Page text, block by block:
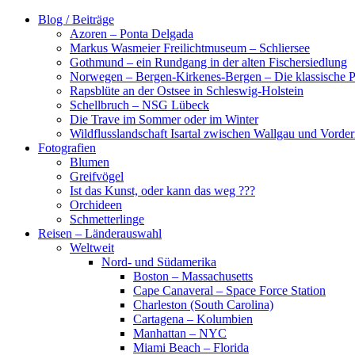
Zum
Blog / Beiträge
Azoren – Ponta Delgada
Markus Wasmeier Freilichtmuseum – Schliersee
Gothmund – ein Rundgang in der alten Fischersiedlung
Norwegen – Bergen-Kirkenes-Bergen – Die klassische
Rapsblüte an der Ostsee in Schleswig-Holstein
Schellbruch – NSG Lübeck
Die Trave im Sommer oder im Winter
Wildflusslandschaft Isartal zwischen Wallgau und
Fotografien
Blumen
Greifvögel
Ist das Kunst, oder kann das weg ???
Orchideen
Schmetterlinge
Reisen – Länderauswahl
Weltweit
Nord- und Südamerika
Boston – Massachusetts
Cape Canaveral – Space Force Station
Charleston (South Carolina)
Cartagena – Kolumbien
Manhattan – NYC
Miami Beach – Florida